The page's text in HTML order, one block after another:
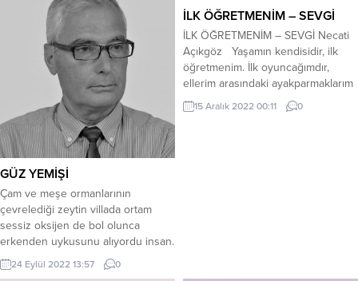
okuyacak, İnsanlığa yön verenleri
tanıyacak, bildiklerini çevrene
anlatacaksın. Başlaman gereken
yer aslında yok basit, Mesela bir
türkünün yazılış...
GÜZ YEMİŞİ
Çam ve meşe ormanlarının
çevrelediği zeytin villada ortam
sessiz oksijen de bol olunca
erkenden uykusunu alıyordu insan.
Bu sabah eski damın önündeki
bahçeye diktiğim zeytin fidanlarını
24 Eylül 2022 13:57 0
İLK ÖĞRETMENİM – SEVGİ
İLK ÖĞRETMENİM – SEVGİ Necati
Açıkgöz Yaşamın kendisidir, ilk
öğretmenim. İlk oyuncağımdır,
ellerim arasındaki ayakparmaklarım
Sevgiye ağlamaktır yüreğimin
türküsü. Annem anlar, bir o çözer
15 Aralık 2022 00:11 0